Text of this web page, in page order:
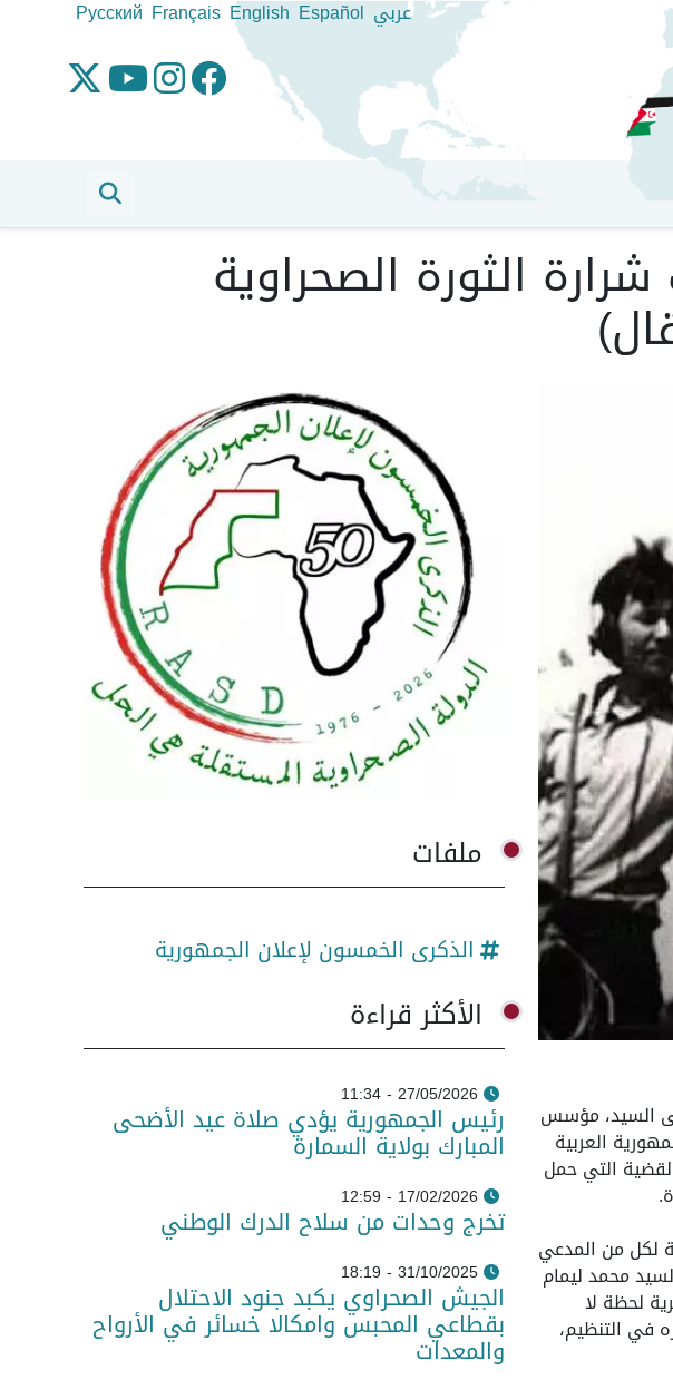
عربي Español
English
Français
Pусский
الثورة الصحراوية
مصطفى السيد، مؤسس
العربية
عاماً مرّت، والقضية التي حمل
لكل من المدعي
محمد ليمام
الحرية لحظة لا
في التنظيم،
ملفات
الذكرى الخمسون لإعلان الجمهورية
الأكثر قراءة
27/05/2026 - 11:34
رئيس الجمهورية يؤدي صلاة عيد الأضحى
المبارك بولاية السمارة
17/02/2026 - 12:59
تخرج وحدات من سلاح الدرك الوطني
31/10/2025 - 18:19
الجيش الصحراوي يكبد جنود الاحتلال
بقطاعي المحبس وامكالا خسائر في الأرواح
والمعدات